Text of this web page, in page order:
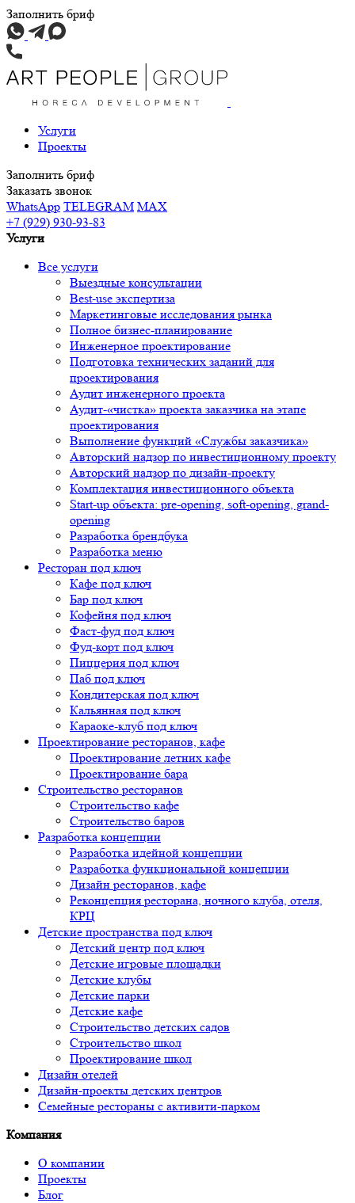
Заполнить бриф
Услуги
Проекты
Заполнить бриф
Заказать звонок
WhatsApp TELEGRAM MAX
+7 (929) 930-93-83
Услуги
Все услуги
Выездные консультации
Best-use экспертиза
Маркетинговые исследования рынка
Полное бизнес-планирование
Инженерное проектирование
Подготовка технических заданий для
проектирования
Аудит инженерного проекта
Аудит-«чистка» проекта заказчика на этапе
проектирования
Выполнение функций «Службы заказчика»
Авторский надзор по инвестиционному проекту
Авторский надзор по дизайн-проекту
Комплектация инвестиционного объекта
Start-up объекта: pre-opening, soft-opening, grand-
opening
Разработка брендбука
Разработка меню
Ресторан под ключ
Кафе под ключ
Бар под ключ
Кофейня под ключ
Фаст-фуд под ключ
Фуд-корт под ключ
Пиццерия под ключ
Паб под ключ
Кондитерская под ключ
Кальянная под ключ
Караоке-клуб под ключ
Проектирование ресторанов, кафе
Проектирование летних кафе
Проектирование бара
Строительство ресторанов
Строительство кафе
Строительство баров
Разработка концепции
Разработка идейной концепции
Разработка функциональной концепции
Дизайн ресторанов, кафе
Реконцепция ресторана, ночного клуба, отеля,
КРЦ
Детские пространства под ключ
Детский центр под ключ
Детские игровые площадки
Детские клубы
Детские парки
Детские кафе
Строительство детских садов
Строительство школ
Проектирование школ
Дизайн отелей
Дизайн-проекты детских центров
Семейные рестораны с активити-парком
Компания
О компании
Проекты
Блог